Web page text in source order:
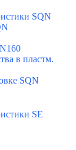
SQN
в пластм.
SQN
SE